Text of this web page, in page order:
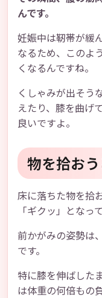
んです。
妊娠中は靭帯が緩
なるため、このよ
くなるんですね。
くしゃみが出そう
えたり、膝を曲げ
良いですよ。
物を拾お
床に落ちた物を拾
「ギクッ」となっ
前かがみの姿勢は
です。
特に膝を伸ばした
は体重の何倍もの